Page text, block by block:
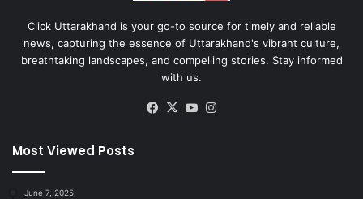
Click Uttarakhand is your go-to source for timely and reliable
news, capturing the essence of Uttarakhand's vibrant culture,
breathtaking landscapes, and compelling stories. Stay informed
with us.
Facebook
X YouTube
Most Viewed Posts
June 7, 2025